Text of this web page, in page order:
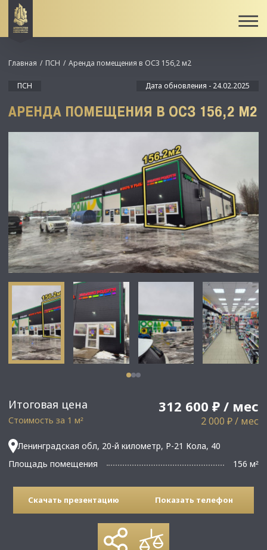
Итоговая цена 312 600 ₽ / мес
Стоимость за 1 м² 2 000 ₽ / мес
Ленинградская обл, 20-й километр, Р-21 Кола, 40
Площадь помещения
156 м²
Главная ПСН Аренда помещения в ОСЗ 156,2 м2
ПСН Дата обновления - 24.02.2025
АРЕНДА ПОМЕЩЕНИЯ В ОСЗ 156,2 М2
Скачать презентацию Показать телефон